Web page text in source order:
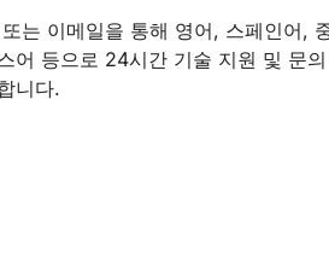
는 이메일을 통해 영어, 스페인어,
어 등으로 24시간 기술 지원 및 문
니다.